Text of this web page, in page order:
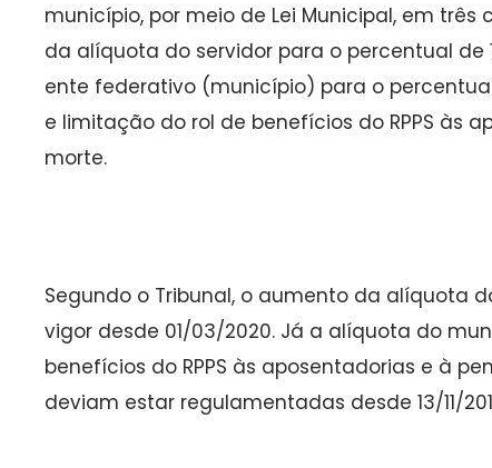
município, por meio de Lei Municipal, em
da alíquota do servidor para o percentual
ente federativo (município) para o
e limitação do rol de benefícios do RPPS às
morte.
Segundo o Tribunal, o aumento da alíquota
vigor desde 01/03/2020. Já a alíquota do
benefícios do RPPS às aposentadorias e à
deviam estar regulamentadas desde 13/11/